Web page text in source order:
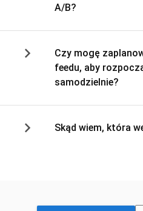
A/B?
Czy mogę
feedu, aby
samodzielnie?
Skąd wiem, która